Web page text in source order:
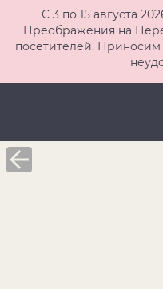
С 3 по 15 августа
Преображения на
посетителей.